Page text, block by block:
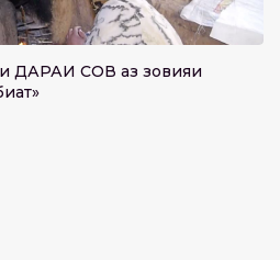
ДАРАИ СОВ аз зовияи